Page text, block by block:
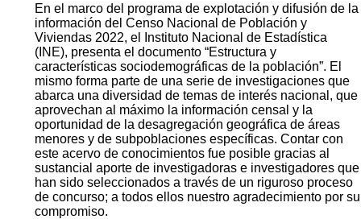
En el marco del programa de explotación y difusión de la
información del Censo Nacional de Población y
Viviendas 2022, el Instituto Nacional de Estadística
(INE), presenta el documento “Estructura y
características sociodemográficas de la población”. El
mismo forma parte de una serie de investigaciones que
abarca una diversidad de temas de interés nacional, que
aprovechan al máximo la información censal y la
oportunidad de la desagregación geográfica de áreas
menores y de subpoblaciones específicas. Contar con
este acervo de conocimientos fue posible gracias al
sustancial aporte de investigadoras e investigadores que
han sido seleccionados a través de un riguroso proceso
de concurso; a todos ellos nuestro agradecimiento por su
compromiso.